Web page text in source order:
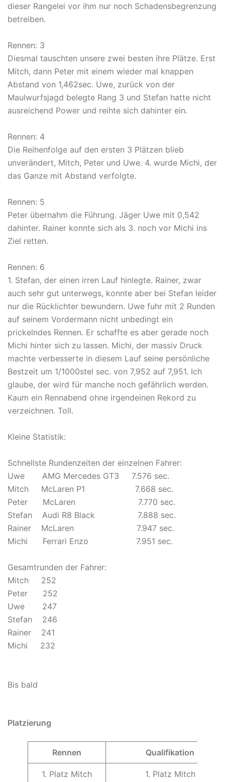
dieser Rangelei vor ihm nur noch Schadensbegrenzung
betreiben.
Rennen: 3
Diesmal tauschten unsere zwei besten ihre Plätze. Erst
Mitch, dann Peter mit einem wieder mal knappen
Abstand von 1,462sec. Uwe, zurück von der
Maulwurfsjagd belegte Rang 3 und Stefan hatte nicht
ausreichend Power und reihte sich dahinter ein.
Rennen: 4
Die Reihenfolge auf den ersten 3 Plätzen blieb
unverändert, Mitch, Peter und Uwe. 4. wurde Michi, der
das Ganze mit Abstand verfolgte.
Rennen: 5
Peter übernahm die Führung. Jäger Uwe mit 0,542
dahinter. Rainer konnte sich als 3. noch vor Michi ins
Ziel retten.
Rennen: 6
1. Stefan, der einen irren Lauf hinlegte. Rainer, zwar
auch sehr gut unterwegs, konnte aber bei Stefan leider
nur die Rücklichter bewundern. Uwe fuhr mit 2 Runden
auf seinem Vordermann nicht unbedingt ein
prickelndes Rennen. Er schaffte es aber gerade noch
Michi hinter sich zu lassen. Michi, der massiv Druck
machte verbesserte in diesem Lauf seine persönliche
Bestzeit um 1/1000stel sec. von 7,952 auf 7,951. Ich
glaube, der wird für manche noch gefährlich werden.
Kaum ein Rennabend ohne irgendeinen Rekord zu
verzeichnen. Toll.
Kleine Statistik:
Schnellste Rundenzeiten der einzelnen Fahrer:
Uwe AMG Mercedes GT3 7.576 sec.
Mitch McLaren P1 7.668 sec.
Peter McLaren 7.770 sec.
Stefan Audi R8 Black 7.888 sec.
Rainer McLaren 7.947 sec.
Michi Ferrari Enzo 7.951 sec.
Gesamtrunden der Fahrer:
Mitch 252
Peter 252
Uwe 247
Stefan 246
Rainer 241
Michi 232
Bis bald
Platzierung
Rennen Qualifikation
1. Platz Mitch 1. Platz Mitch